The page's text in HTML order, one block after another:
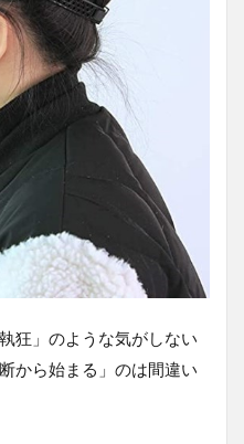
狂」のような気がしない
から始まる」のは間違い